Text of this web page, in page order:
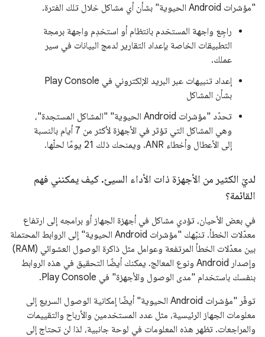
"مؤشرات Android الحيوية" بشأن أي مشاكل خلال تلك الفترة.
راجِع واجهة المستخدم بانتظام أو استخدِم واجهة برمجة
التطبيقات الخاصة بإعداد التقارير لدمج البيانات في سير
عملك.
إعداد تنبيهات عبر البريد الإلكتروني في Play Console
بشأن المشاكل
تحدّد "مؤشرات Android الحيوية" "المشاكل المستجدة"،
وهي المشاكل التي تؤثر في الأجهزة لأكثر من 7 أيام بالنسبة
إلى الأعطال وأخطاء ANR. ويمنحك ذلك 21 يومًا لحلّها.
لديّ الكثير من الأجهزة ذات الأداء السيئ. كيف يمكنني فهم
القائمة؟
في بعض الأحيان، تؤدي مشاكل في أجهزة الجهاز أو برامجه إلى ارتفاع
معدّلات الخطأ. تنبّهك "مؤشرات Android الحيوية" إلى الروابط المحتملة
بين معدّلات الخطأ المرتفعة وعوامل مثل ذاكرة الوصول العشوائي (RAM)
وإصدار Android ونوع المعالج. يمكنك أيضًا التحقيق في هذه الروابط
بنفسك باستخدام "مدى الوصول والأجهزة" في Play Console.
توفّر "مؤشرات Android الحيوية" أيضًا إمكانية الوصول السريع إلى
معلومات الجهاز الرئيسية، مثل عدد المستخدمين والأرباح والتقييمات
والمراجعات. تظهر هذه المعلومات في لوحة جانبية، لذا لن تحتاج إلى